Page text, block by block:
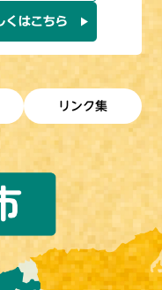
リンク集